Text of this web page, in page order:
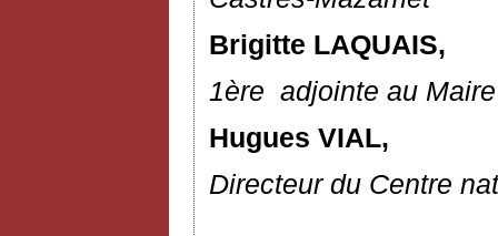
Brigitte LAQUAIS,
1ère adjointe au
Hugues VIAL,
Directeur du Centre